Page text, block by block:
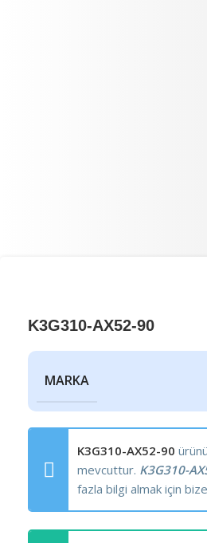
K3G310-AX52-90
MARKA
K3G310-AX52-90
mevcuttur. K3G310-
fazla bilgi almak için bize